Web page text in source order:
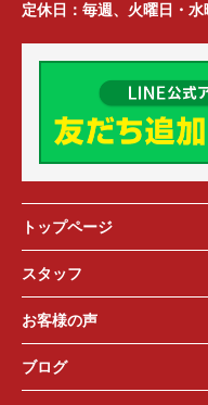
定休日： 毎週、火曜日・水
トップページ
スタッフ
お客様の声
ブログ